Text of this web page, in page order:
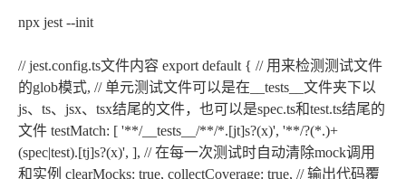
npx jest --init
// jest.config.ts文件内容 export default { // 用来检测测试文件
的glob模式, // 单元测试文件可以是在__tests__文件夹下以
js、ts、jsx、tsx结尾的文件，也可以是spec.ts和test.ts结尾的
文件 testMatch: [ '**/__tests__/**/*.[jt]s?(x)', '**/?(*.)+
(spec|test).[tj]s?(x)', ], // 在每一次测试时自动清除mock调用
和实例 clearMocks: true, collectCoverage: true, // 输出代码覆